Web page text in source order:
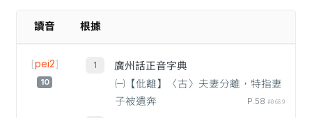
讀音 根據
[pei2]
10
廣州話正音字典
㈠【仳離】〈古〉夫妻分離，特指妻
子被遺奔
P.58 #0689